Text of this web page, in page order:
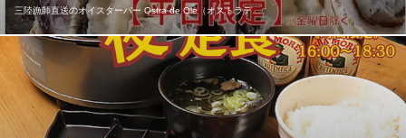
仙台パルコ2 ”肉食べ放題” BBQビアガーデン
仙台BBQビアガーデン
ＪＲ仙台駅西口 徒歩5分
宮城県仙台市青葉区中央3-7-5 仙台PARCO2屋上
三陸漁師直送のオイスターバー Ostra de Ole（オストラデ…
石巻雄勝湾の牡蠣が食べ放題！なんと90分飲み放題もついてるで
満足度高いこと間違いなし！
三陸漁師直送のオイスターバー Ostra de Ole（オストラデ